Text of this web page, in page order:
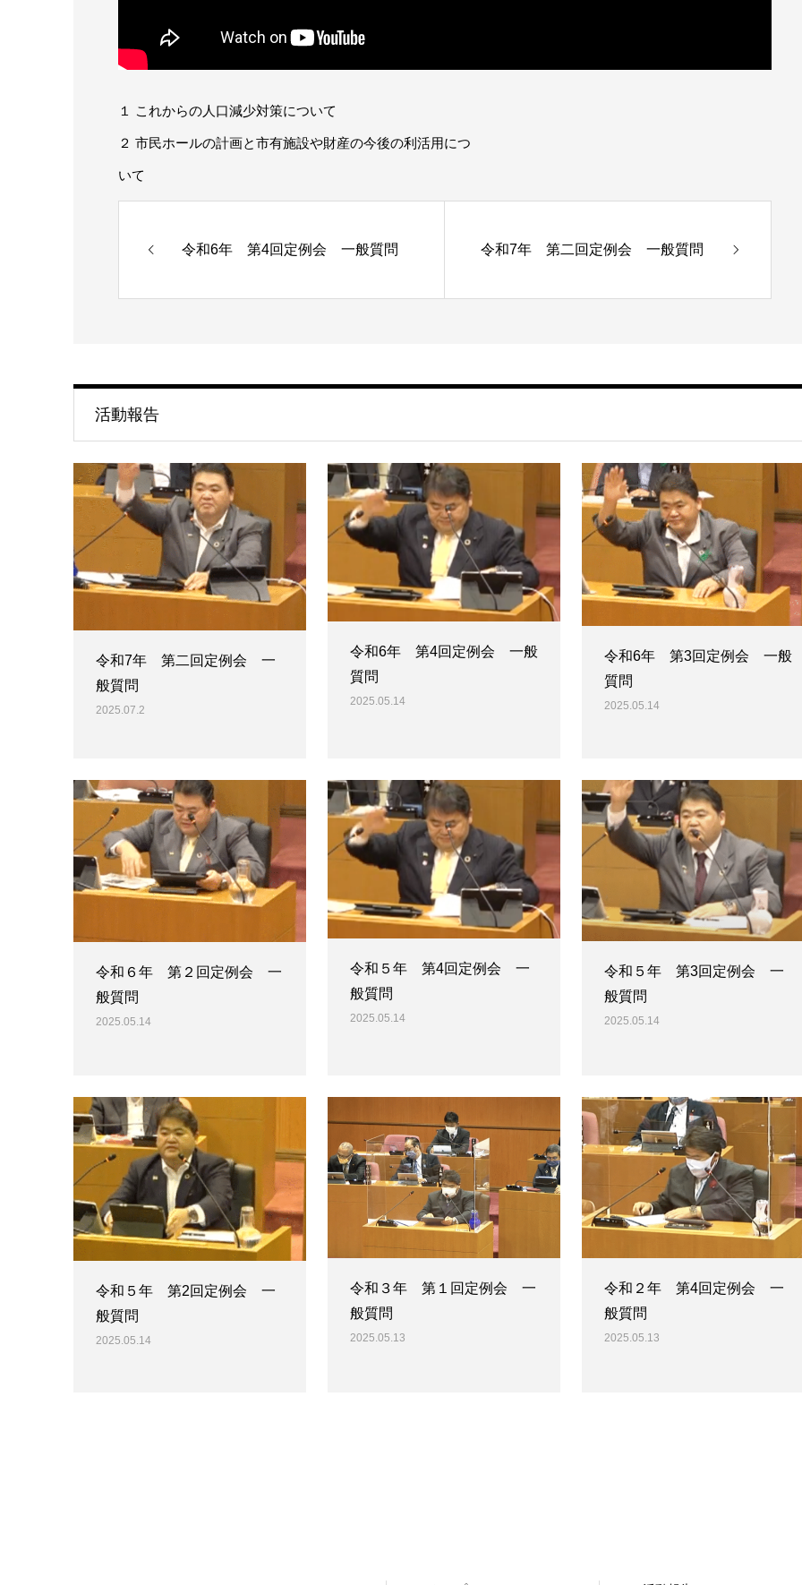
１ これからの人口減少対策について
２ 市民ホールの計画と市有施設や財産の今後の利活用につ
いて
令和6年 第4回定例会 一般質問 令和7年 第二回定例会 一般質問
活動報告
令和7年 第二回定例会 一
般質問
2025.07.2
令和6年 第4回定例会 一般
質問
2025.05.14
令和6年 第3回定例会 一般
質問
2025.05.14
令和６年 第２回定例会 一
般質問
2025.05.14
令和５年 第4回定例会 一
般質問
2025.05.14
令和５年 第3回定例会 一
般質問
2025.05.14
令和５年 第2回定例会 一
般質問
2025.05.14
令和３年 第１回定例会 一
般質問
2025.05.13
令和２年 第4回定例会 一
般質問
2025.05.13